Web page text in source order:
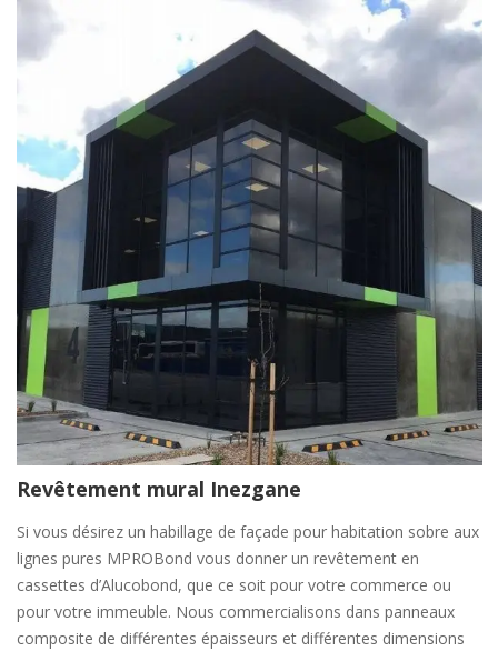
Revêtement mural Inezgane
Si vous désirez un habillage de façade pour habitation sobre aux
lignes pures MPROBond vous donner un revêtement en
cassettes d’Alucobond, que ce soit pour votre commerce ou
pour votre immeuble. Nous commercialisons dans panneaux
composite de différentes épaisseurs et différentes dimensions